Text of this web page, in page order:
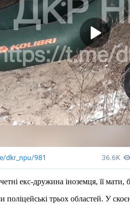
екс-дружина іноземця, її
поліцейські трьох областей. У